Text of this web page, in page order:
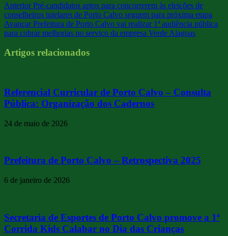
AnteriorPré-candidatos aptos para concorrerem às eleições de
conselheiros tutelares de Porto Calvo seguem para próxima etapa
AvançarPrefeitura de Porto Calvo vai realizar 1ª audiência pública
para cobrar melhorias no serviço da empresa Verde Alagoas
Artigos relacionados
Referencial Curricular de Porto Calvo – Consulta
Pública: Organização dos Cadernos
24 de maio de 2026
Prefeitura de Porto Calvo – Retrospectiva 2025
6 de janeiro de 2026
Secretaria de Esportes de Porto Calvo promove a 1ª
Corrida Kids Calabar no Dia das Crianças